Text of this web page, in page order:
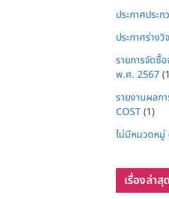
ประกาศประก
ประกาศร่าง
รายการจัดซื้
พ.ศ. 2567
รายงานผลก
COST(1)
ไม่มีหมวดหมู่
เรื่องล่าสุด